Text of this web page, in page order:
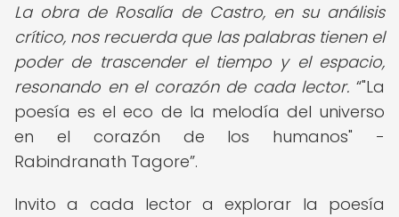
La obra de Rosalía de Castro, en su análisis
crítico, nos recuerda que las palabras tienen el
poder de trascender el tiempo y el espacio,
resonando en el corazón de cada lector. "La
poesía es el eco de la melodía del universo
en el corazón de los humanos" -
Rabindranath Tagore .
Invito a cada lector a explorar la poesía